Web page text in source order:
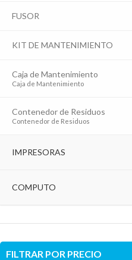
FUSOR
KIT DE MANTENIMIENTO
Caja de Mantenimiento
–
Caja de Mantenimiento
Contenedor de Residuos
–
Contenedor de Residuos
IMPRESORAS
COMPUTO
FILTRAR POR PRECIO